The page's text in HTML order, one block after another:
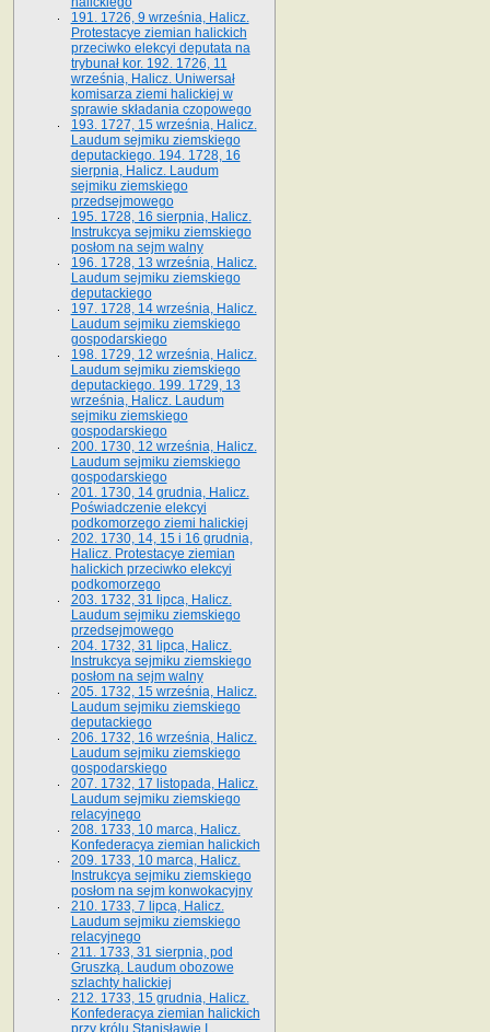
191. 1726, 9 września, Halicz.
Protestacye ziemian halickich
przeciwko elekcyi deputata na
trybunał kor. 192. 1726, 11
września, Halicz. Uniwersał
komisarza ziemi halickiej w
sprawie składania czopowego
193. 1727, 15 września, Halicz.
Laudum sejmiku ziemskiego
deputackiego. 194. 1728, 16
sierpnia, Halicz. Laudum
sejmiku ziemskiego
przedsejmowego
195. 1728, 16 sierpnia, Halicz.
Instrukcya sejmiku ziemskiego
posłom na sejm walny
196. 1728, 13 września, Halicz.
Laudum sejmiku ziemskiego
deputackiego
197. 1728, 14 września, Halicz.
Laudum sejmiku ziemskiego
gospodarskiego
198. 1729, 12 września, Halicz.
Laudum sejmiku ziemskiego
deputackiego. 199. 1729, 13
września, Halicz. Laudum
sejmiku ziemskiego
gospodarskiego
200. 1730, 12 września, Halicz.
Laudum sejmiku ziemskiego
gospodarskiego
201. 1730, 14 grudnia, Halicz.
Poświadczenie elekcyi
podkomorzego ziemi halickiej
202. 1730, 14, 15 i 16 grudnia,
Halicz. Protestacye ziemian
halickich przeciwko elekcyi
podkomorzego
203. 1732, 31 lipca, Halicz.
Laudum sejmiku ziemskiego
przedsejmowego
204. 1732, 31 lipca, Halicz.
Instrukcya sejmiku ziemskiego
posłom na sejm walny
205. 1732, 15 września, Halicz.
Laudum sejmiku ziemskiego
deputackiego
206. 1732, 16 września, Halicz.
Laudum sejmiku ziemskiego
gospodarskiego
207. 1732, 17 listopada, Halicz.
Laudum sejmiku ziemskiego
relacyjnego
208. 1733, 10 marca, Halicz.
Konfederacya ziemian halickich­
209. 1733, 10 marca, Halicz.
Instrukcya sejmiku ziemskiego
posłom na sejm konwokacyjny
210. 1733, 7 lipca, Halicz.
Laudum sejmiku ziemskiego
relacyjnego
211. 1733, 31 sierpnia, pod
Gruszką. Laudum obozowe
szlachty halickiej
212. 1733, 15 grudnia, Halicz.
Konfederacya ziemian halickich
przy królu Stanisławie I .